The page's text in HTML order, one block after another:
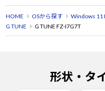
HOME OSから探す Windows 11
G TUNE
G TUNE FZ-I7G7T
形状・タ